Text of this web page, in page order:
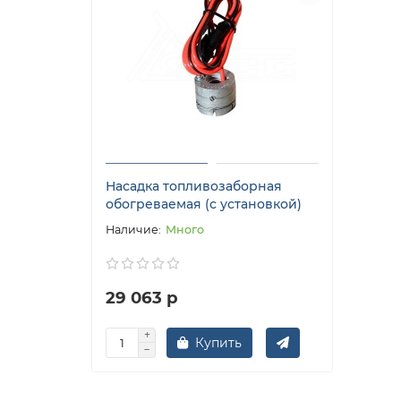
Насадка топливозаборная
обогреваемая (с установкой)
Много
29 063 р
Купить